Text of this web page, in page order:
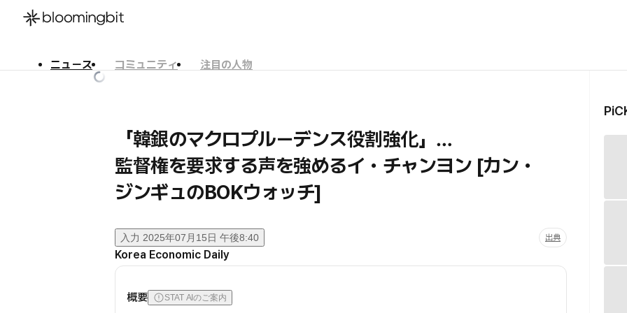
ニュース コミュニティ
注目の人物
「韓銀のマクロプルーデンス役割強化」…
監督権を要求する声を強めるイ・チャンヨン [カン・
ジンギュのBOKウォッチ]
入力 2025年07月15日 午後8:40 出典
Korea Economic Daily
概要 STAT AIのご案内